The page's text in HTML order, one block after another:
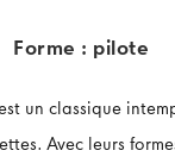
Forme : pilote
un classique
Avec leurs